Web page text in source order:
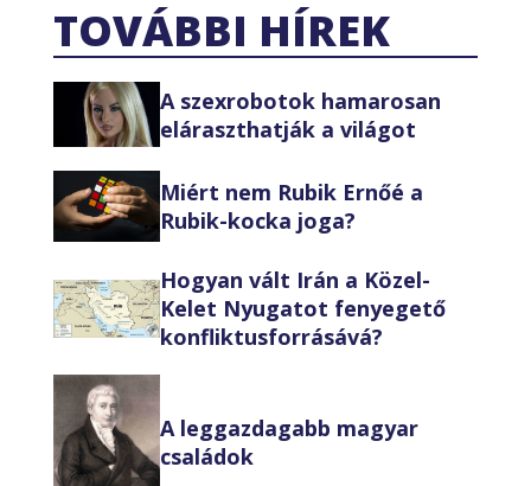
TOVÁBBI HÍREK
A szexrobotok hamarosan
eláraszthatják a világot
Miért nem Rubik Ernőé a
Rubik-kocka joga?
Hogyan vált Irán a Közel-
Kelet Nyugatot fenyegető
konfliktusforrásává?
A leggazdagabb magyar
családok